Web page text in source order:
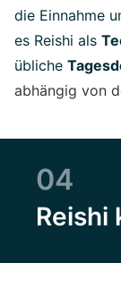
die Einnahme
es Reishi als
übliche
abhängig von
04
Reishi